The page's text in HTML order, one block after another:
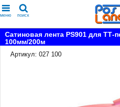
меню поиск
Сатиновая лента PS901 для ТТ-
100мм/200м
Артикул: 027 100